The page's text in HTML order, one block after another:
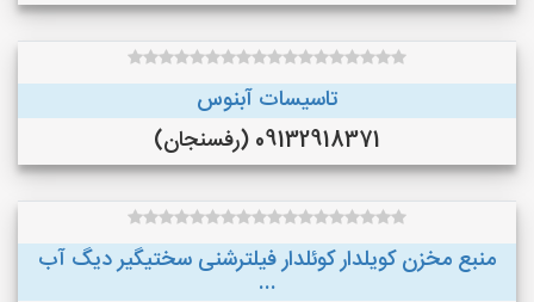
تاسيسات آبنوس
09132918371 (رفسنجان)
منبع مخزن کویلدار کوئلدار فیلترشنی سختیگیر دیگ آب
...